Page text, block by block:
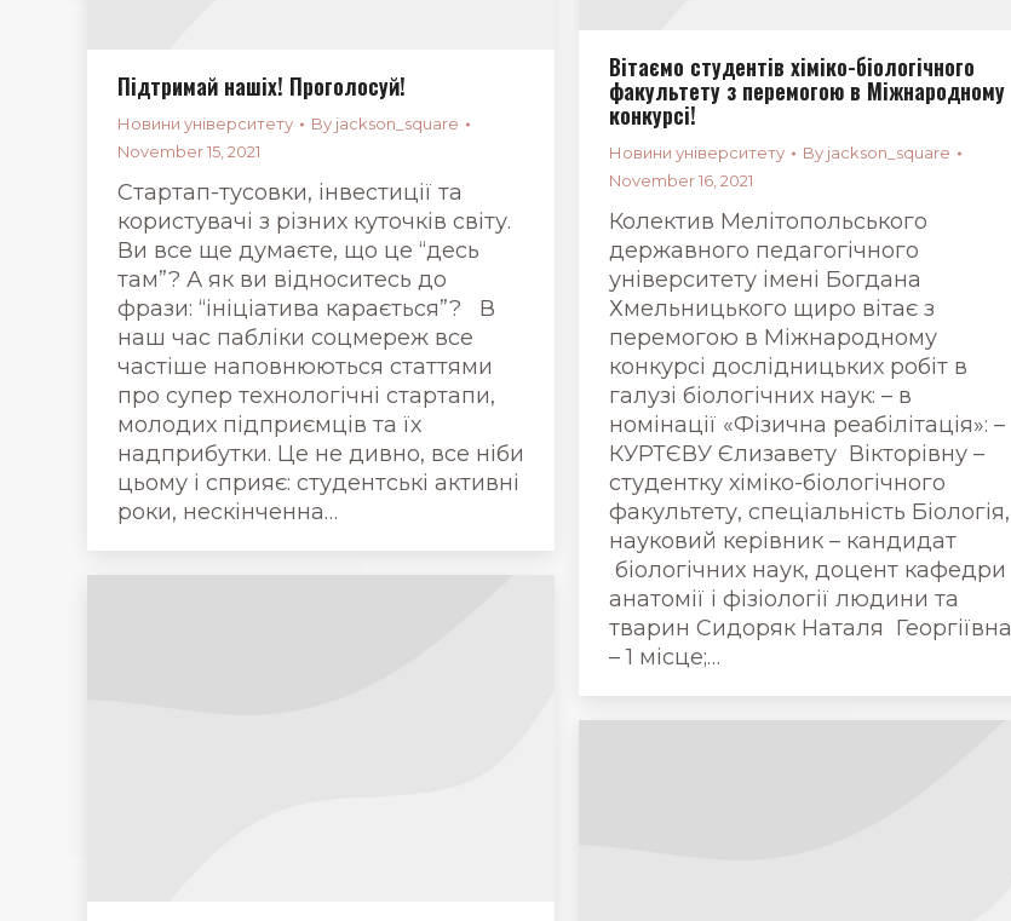
Вітаємо студентів хіміко-біологічного
факультету з перемогою в Міжнародному
конкурсі!
Новини університету By jackson_square
November 16, 2021
Колектив Мелітопольського
державного педагогічного
університету імені Богдана
Хмельницького щиро вітає з
перемогою в Міжнародному
конкурсі дослідницьких робіт в
галузі біологічних наук: – в
номінації «Фізична реабілітація»: –
КУРТЄВУ Єлизавету Вікторівну –
студентку хіміко-біологічного
факультету, спеціальність Біологія,
науковий керівник – кандидат
біологічних наук, доцент кафедри
анатомії і фізіології людини та
тварин Сидоряк Наталя Георгіївна
– 1 місце;…
Підтримай нашіх! Проголосуй!
Новини університету By jackson_square
November 15, 2021
Стартап-тусовки, інвестиції та
користувачі з різних куточків світу.
Ви все ще думаєте, що це “десь
там”? А як ви відноситесь до
фрази: “ініціатива карається”? В
наш час пабліки соцмереж все
частіше наповнюються статтями
про супер технологічні стартапи,
молодих підприємців та їх
надприбутки. Це не дивно, все ніби
цьому і сприяє: студентські активні
роки, нескінченна…